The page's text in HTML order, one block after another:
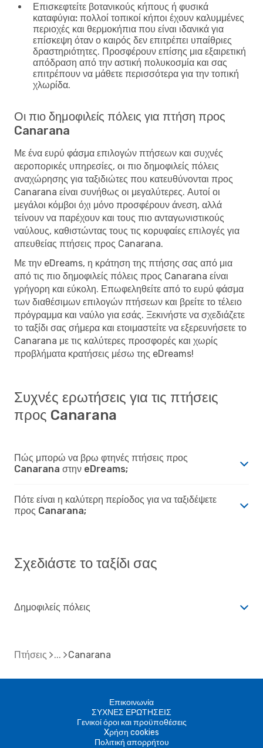
Επισκεφτείτε βοτανικούς κήπους ή φυσικά
καταφύγια: πολλοί τοπικοί κήποι έχουν καλυμμένες
περιοχές και θερμοκήπια που είναι ιδανικά για
επίσκεψη όταν ο καιρός δεν επιτρέπει υπαίθριες
δραστηριότητες. Προσφέρουν επίσης μια εξαιρετική
απόδραση από την αστική πολυκοσμία και σας
επιτρέπουν να μάθετε περισσότερα για την τοπική
χλωρίδα.
Οι πιο δημοφιλείς πόλεις για πτήση προς
Canarana
Με ένα ευρύ φάσμα επιλογών πτήσεων και συχνές
αεροπορικές υπηρεσίες, οι πιο δημοφιλείς πόλεις
αναχώρησης για ταξιδιώτες που κατευθύνονται προς
Canarana είναι συνήθως οι μεγαλύτερες. Αυτοί οι
μεγάλοι κόμβοι όχι μόνο προσφέρουν άνεση, αλλά
τείνουν να παρέχουν και τους πιο ανταγωνιστικούς
ναύλους, καθιστώντας τους τις κορυφαίες επιλογές για
απευθείας πτήσεις προς Canarana.
Με την eDreams, η κράτηση της πτήσης σας από μια
από τις πιο δημοφιλείς πόλεις προς Canarana είναι
γρήγορη και εύκολη. Επωφεληθείτε από το ευρύ φάσμα
των διαθέσιμων επιλογών πτήσεων και βρείτε το τέλειο
πρόγραμμα και ναύλο για εσάς. Ξεκινήστε να σχεδιάζετε
το ταξίδι σας σήμερα και ετοιμαστείτε να εξερευνήσετε το
Canarana με τις καλύτερες προσφορές και χωρίς
προβλήματα κρατήσεις μέσω της eDreams!
Συχνές ερωτήσεις για τις πτήσεις
προς Canarana
Πώς μπορώ να βρω φτηνές πτήσεις προς
Canarana στην eDreams;
Πότε είναι η καλύτερη περίοδος για να ταξιδέψετε
προς Canarana;
Σχεδιάστε το ταξίδι σας
Δημοφιλείς πόλεις
Πτήσεις Canarana
Επικοινωνία
ΣΥΧΝΕΣ ΕΡΩΤΗΣΕΙΣ
Γενικοί όροι και προϋποθέσεις
Xρήση cookies
Πολιτική απορρήτου